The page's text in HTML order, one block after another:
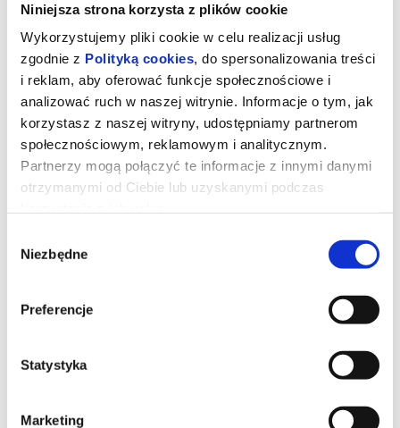
Niniejsza strona korzysta z plików cookie
Wykorzystujemy pliki cookie w celu realizacji usług
zgodnie z Polityką cookies, do spersonalizowania treści
i reklam, aby oferować funkcje społecznościowe i
analizować ruch w naszej witrynie. Informacje o tym, jak
korzystasz z naszej witryny, udostępniamy partnerom
społecznościowym, reklamowym i analitycznym.
Partnerzy mogą połączyć te informacje z innymi danymi
otrzymanymi od Ciebie lub uzyskanymi podczas
zgody
Niezbędne
Preferencje
Statystyka
Marketing
Warsztaty scenariuszowe | Andrzej
Wajda. Dziedzictwo Mistrza
sceny, które zapadają w pamięć? Zapraszamy na warsztaty
scenariusza filmowego na przykładzie adaptacji opowiadania
„Panny z Wilka” Jarosława Iwaszkiewicza.
Prowadzenie: dr Radosław Osiński
Liczba miejsc: 15
potwierdzony komunikatem wysyłanym na adres e-mail, podany
podczas zakupu.